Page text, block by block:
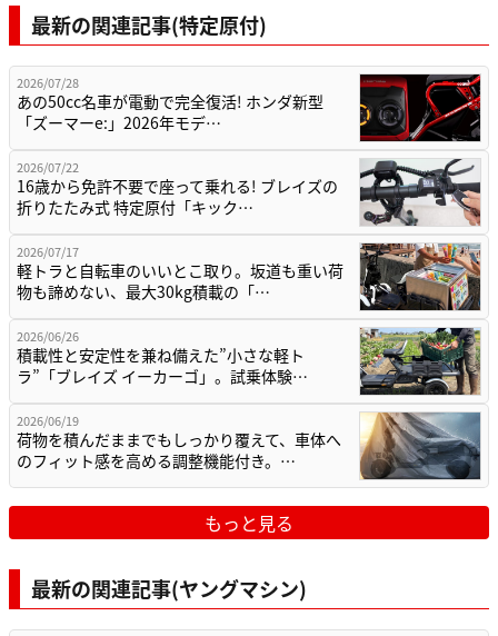
最新の関連記事(特定原付)
2026/07/28
あの50cc名車が電動で完全復活! ホンダ新型
「ズーマーe:」2026年モデ…
2026/07/22
16歳から免許不要で座って乗れる! ブレイズの
折りたたみ式 特定原付「キック…
2026/07/17
軽トラと自転車のいいとこ取り。坂道も重い荷
物も諦めない、最大30kg積載の「…
2026/06/26
積載性と安定性を兼ね備えた”小さな軽ト
ラ”「ブレイズ イーカーゴ」。試乗体験…
2026/06/19
荷物を積んだままでもしっかり覆えて、車体へ
のフィット感を高める調整機能付き。…
もっと見る
最新の関連記事(ヤングマシン)